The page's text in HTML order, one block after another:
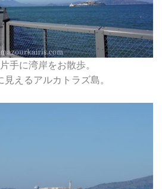
手に湾岸をお散歩。
見えるアルカトラズ島。